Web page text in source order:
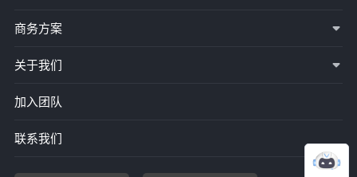
商务方案
关于我们
加入团队
联系我们